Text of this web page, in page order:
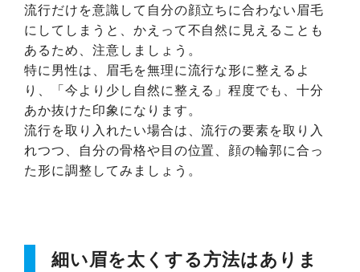
流行だけを意識して自分の顔立ちに合わない眉毛
にしてしまうと、かえって不自然に見えることも
あるため、注意しましょう。
特に男性は、眉毛を無理に流行な形に整えるよ
り、「今より少し自然に整える」程度でも、十分
あか抜けた印象になります。
流行を取り入れたい場合は、流行の要素を取り入
れつつ、自分の骨格や目の位置、顔の輪郭に合っ
た形に調整してみましょう。
細い眉を太くする方法はありま